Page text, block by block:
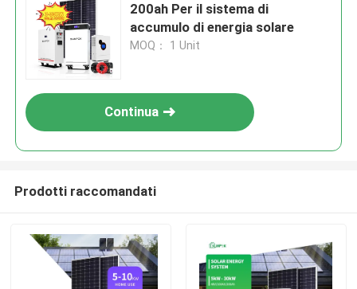
Invia
200ah Per il sistema di
accumulo di energia solare
MOQ： 1 Unit
Continua
Prodotti raccomandati